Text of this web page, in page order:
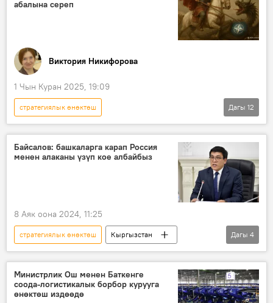
абалына сереп
Виктория Никифорова
1 Чын Куран 2025, 19:09
стратегиялык өнөктөш
Россиянын Донбассты коргоо боюнча атайын операциясы
Дүйнөдө
АКШ
Европа
Украина
НАТО
Россия
Колумнисттер
Дагы 12
Байсалов: башкаларга карап Россия
менен алаканы үзүп кое албайбыз
8 Аяк оона 2024, 11:25
стратегиялык өнөктөш
Кыргызстан
Россия
алака
маек
Эдил Байсалов
Дагы 4
Министрлик Ош менен Баткенге
соода-логистикалык борбор курууга
өнөктөш издөөдө